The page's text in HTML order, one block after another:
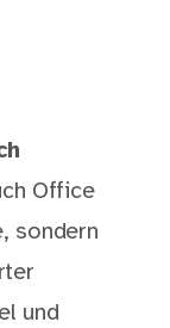
Office
sondern
und